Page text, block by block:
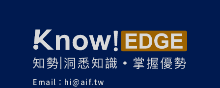
Email： hi@aif.tw